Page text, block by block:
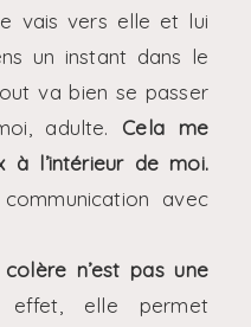
vais vers elle et lui
un instant dans le
va bien se passer
adulte. Cela me
l’intérieur de moi.
avec
n’est pas une
elle permet